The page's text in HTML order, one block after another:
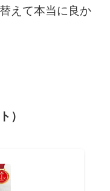
えて本当に良か
）